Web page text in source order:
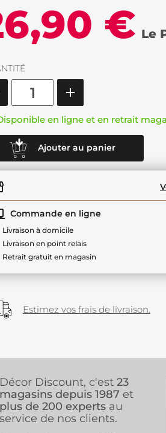
€ Le
en ligne et en retrait
Ajouter au panier
Commande en ligne
Livraison à domicile
Livraison en point relais
Retrait gratuit en magasin
Estimez vos frais de livraison.
Décor Discount, c'est 23
magasins depuis 1987 et
plus de 200 experts au
service de nos clients.